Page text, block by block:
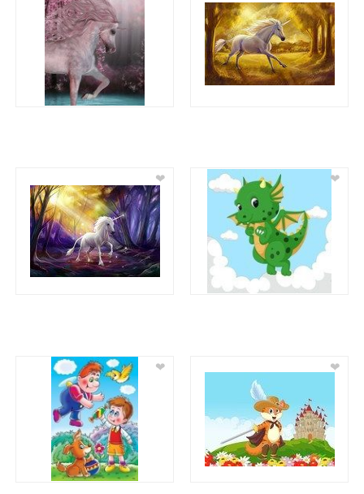
❤ ❤
❤ ❤